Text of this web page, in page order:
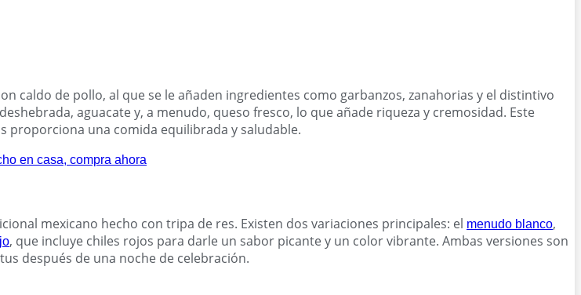
caldo de pollo, al que se le añaden ingredientes como garbanzos, zanahorias y el distintivo
aguacate y, a menudo, queso fresco, lo que añade riqueza y cremosidad. Este
proporciona una comida equilibrada y saludable.
mexicano hecho con tripa de res. Existen dos variaciones principales: el menudo blanco,
, que incluye chiles rojos para darle un sabor picante y un color vibrante. Ambas versiones son
después de una noche de celebración.